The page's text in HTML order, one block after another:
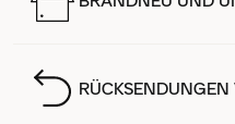
RÜCKSENDUNGEN